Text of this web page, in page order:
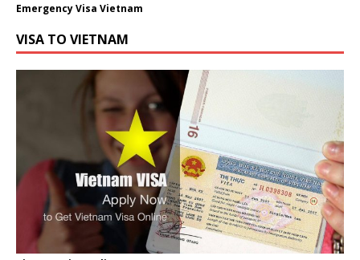
Emergency Visa Vietnam
VISA TO VIETNAM